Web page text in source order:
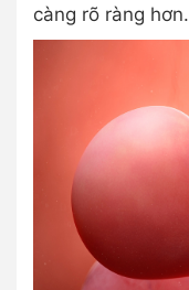
càng rõ ràng hơn.